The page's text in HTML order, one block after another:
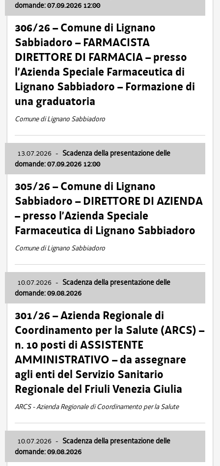
domande: 07.09.2026 12:00
306/26 – Comune di Lignano
Sabbiadoro – FARMACISTA
DIRETTORE DI FARMACIA – presso
l’Azienda Speciale Farmaceutica di
Lignano Sabbiadoro – Formazione di
una graduatoria
Comune di Lignano Sabbiadoro
13.07.2026 - Scadenza della presentazione delle
domande: 07.09.2026 12:00
305/26 – Comune di Lignano
Sabbiadoro – DIRETTORE DI AZIENDA
– presso l’Azienda Speciale
Farmaceutica di Lignano Sabbiadoro
Comune di Lignano Sabbiadoro
10.07.2026 - Scadenza della presentazione delle
domande: 09.08.2026
301/26 – Azienda Regionale di
Coordinamento per la Salute (ARCS) –
n. 10 posti di ASSISTENTE
AMMINISTRATIVO – da assegnare
agli enti del Servizio Sanitario
Regionale del Friuli Venezia Giulia
ARCS - Azienda Regionale di Coordinamento per la Salute
10.07.2026 - Scadenza della presentazione delle
domande: 09.08.2026